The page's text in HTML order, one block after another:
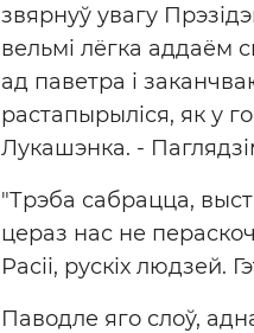
звярнуў увагу
вельмі лёгка
ад паветра і
растапырыліся, як у
Лукашэнка. -
"Трэба сабрацца,
цераз нас не
Расіі, рускіх людзей.
Паводле яго слоў,